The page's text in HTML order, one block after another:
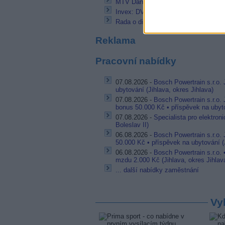
MTV Dance skončilo v paketu DVB-T
Invex: DVB-T v ČR stále s otazníky
Rada o digitálních licencích zatím
Reklama
Pracovní nabídky
07.08.2026 - Bosch Powertrain s.r.o.
ubytování (Jihlava, okres Jihlava)
07.08.2026 - Bosch Powertrain s.r.o.
bonus 50.000 Kč • příspěvek na
07.08.2026 - Specialista pro
Boleslav II)
06.08.2026 - Bosch Powertrain s.r.o.
50.000 Kč • příspěvek na ubytování
06.08.2026 - Bosch Powertrain s.r.o.
mzdu 2.000 Kč (Jihlava, okres
... další nabídky zaměstnání